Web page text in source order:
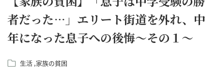
者だった…」エリート街道を外れ、中
年になった息子への後悔～その１～
生活 家族の貧困